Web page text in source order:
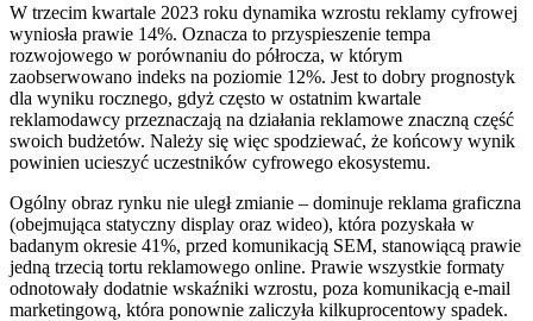
W trzecim kwartale 2023 roku dynamika wzrostu reklamy cyfrowej
wyniosła prawie 14%. Oznacza to przyspieszenie tempa
rozwojowego w porównaniu do półrocza, w którym
zaobserwowano indeks na poziomie 12%. Jest to dobry prognostyk
dla wyniku rocznego, gdyż często w ostatnim kwartale
reklamodawcy przeznaczają na działania reklamowe znaczną część
swoich budżetów. Należy się więc spodziewać, że końcowy wynik
powinien ucieszyć uczestników cyfrowego ekosystemu.
Ogólny obraz rynku nie uległ zmianie – dominuje reklama graficzna
(obejmująca statyczny display oraz wideo), która pozyskała w
badanym okresie 41%, przed komunikacją SEM, stanowiącą prawie
jedną trzecią tortu reklamowego online. Prawie wszystkie formaty
odnotowały dodatnie wskaźniki wzrostu, poza komunikacją e-mail
marketingową, która ponownie zaliczyła kilkuprocentowy spadek.